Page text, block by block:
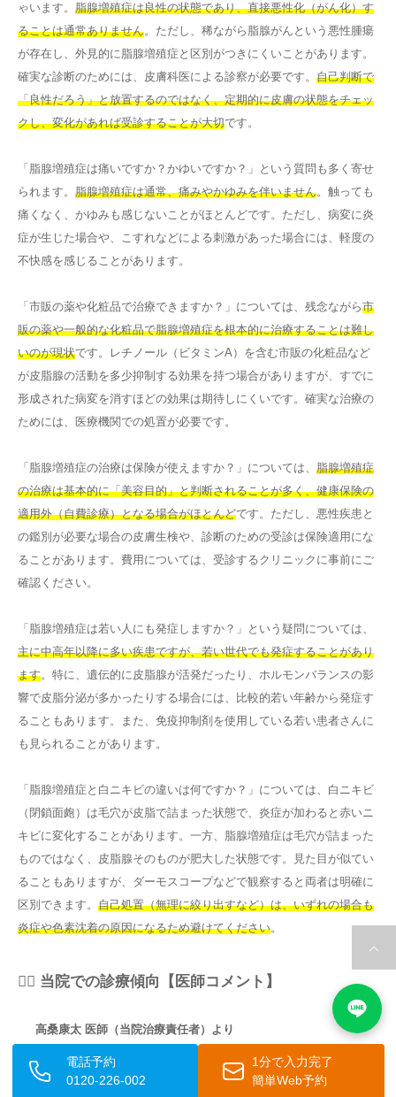
ゃいます。 脂腺増殖症は良性の状態であり、直接悪性化（がん化）す
ることは通常ありません。ただし、稀ながら脂腺がんという悪性腫瘍
が存在し、外見的に脂腺増殖症と区別がつきにくいことがあります。
確実な診断のためには、皮膚科医による診察が必要です。 自己判断で
「良性だろう」と放置するのではなく、定期的に皮膚の状態をチェッ
クし、変化があれば受診することが大切です。
「脂腺増殖症は痛いですか？かゆいですか？」という質問も多く寄せ
られます。 脂腺増殖症は通常、痛みやかゆみを伴いません。触っても
痛くなく、かゆみも感じないことがほとんどです。ただし、病変に炎
症が生じた場合や、こすれなどによる刺激があった場合には、軽度の
不快感を感じることがあります。
「市販の薬や化粧品で治療できますか？」については、残念ながら市
販の薬や一般的な化粧品で脂腺増殖症を根本的に治療することは難し
いのが現状です。レチノール（ビタミンA）を含む市販の化粧品など
が皮脂腺の活動を多少抑制する効果を持つ場合がありますが、すでに
形成された病変を消すほどの効果は期待しにくいです。確実な治療の
ためには、医療機関での処置が必要です。
「脂腺増殖症の治療は保険が使えますか？」については、 脂腺増殖症
の治療は基本的に「美容目的」と判断されることが多く、健康保険の
適用外（自費診療）となる場合がほとんどです。ただし、悪性疾患と
の鑑別が必要な場合の皮膚生検や、診断のための受診は保険適用にな
ることがあります。費用については、受診するクリニックに事前にご
確認ください。
「脂腺増殖症は若い人にも発症しますか？」という疑問については、
主に中高年以降に多い疾患ですが、若い世代でも発症することがあり
ます。特に、遺伝的に皮脂腺が活発だったり、ホルモンバランスの影
響で皮脂分泌が多かったりする場合には、比較的若い年齢から発症す
ることもあります。また、免疫抑制剤を使用している若い患者さんに
も見られることがあります。
「脂腺増殖症と白ニキビの違いは何ですか？」については、白ニキビ
（閉鎖面皰）は毛穴が皮脂で詰まった状態で、炎症が加わると赤いニ
キビに変化することがあります。一方、脂腺増殖症は毛穴が詰まった
ものではなく、皮脂腺そのものが肥大した状態です。見た目が似てい
ることもありますが、ダーモスコープなどで観察すると両者は明確に
区別できます。 自己処置（無理に絞り出すなど）は、いずれの場合も
炎症や色素沈着の原因になるため避けてください。
👨‍⚕️ 当院での診療傾向【医師コメント】
高桑康太 医師（当院治療責任者）より
「当院では、顔のぽつぽつを「ニキビ」や「脂肪の塊」と思い
電話予約
0120-226-002
1分で入力完了
簡単Web予約